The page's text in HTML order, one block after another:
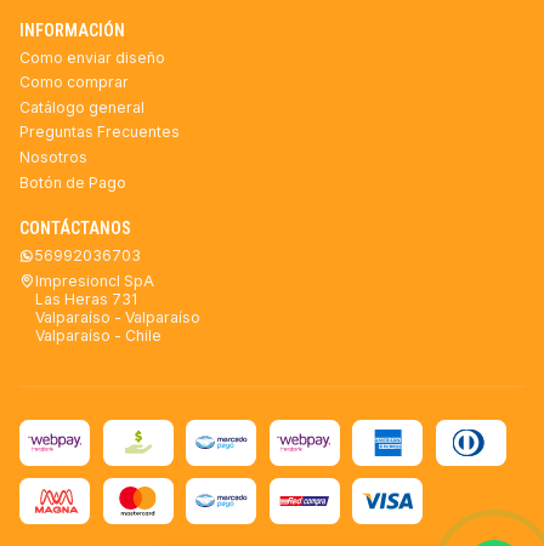
INFORMACIÓN
Como enviar diseño
Como comprar
Catálogo general
Preguntas Frecuentes
Nosotros
Botón de Pago
CONTÁCTANOS
56992036703
Impresioncl SpA
Las Heras 731
Valparaíso - Valparaíso
Valparaíso - Chile